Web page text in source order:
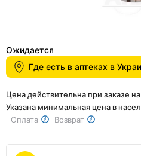
1
of
1
Ожидается
Где есть в аптеках в
Цена действительна при заказе
Указана минимальная цена в
Оплата
Возврат